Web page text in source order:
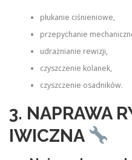
płukanie ciśnieniowe,
przepychanie
udrażnianie rewizji,
czyszczenie kolanek,
czyszczenie osadników.
3. NAPRAWA
IWICZNA